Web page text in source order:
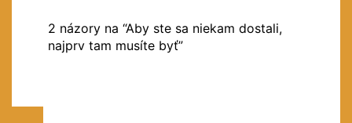
2 názory na “Aby ste sa niekam dostali,
najprv tam musíte byť”